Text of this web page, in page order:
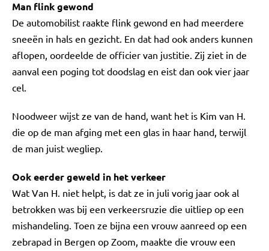
Man flink gewond
De automobilist raakte flink gewond en had meerdere
sneeën in hals en gezicht. En dat had ook anders kunnen
aflopen, oordeelde de officier van justitie. Zij ziet in de
aanval een poging tot doodslag en eist dan ook vier jaar
cel.
Noodweer wijst ze van de hand, want het is Kim van H.
die op de man afging met een glas in haar hand, terwijl
de man juist wegliep.
Ook eerder geweld in het verkeer
Wat Van H. niet helpt, is dat ze in juli vorig jaar ook al
betrokken was bij een verkeersruzie die uitliep op een
mishandeling. Toen ze bijna een vrouw aanreed op een
zebrapad in Bergen op Zoom, maakte die vrouw een